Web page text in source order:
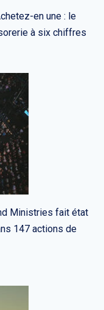
en une : le
à six chiffres
Ministries fait état
147 actions de